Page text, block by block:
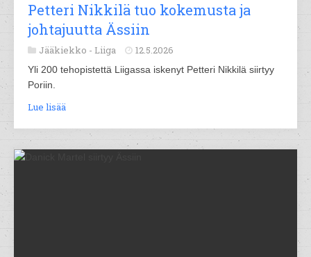
Petteri Nikkilä tuo kokemusta ja
johtajuutta Ässiin
Jääkiekko - Liiga 12.5.2026
Yli 200 tehopistettä Liigassa iskenyt Petteri Nikkilä siirtyy
Poriin.
Lue lisää